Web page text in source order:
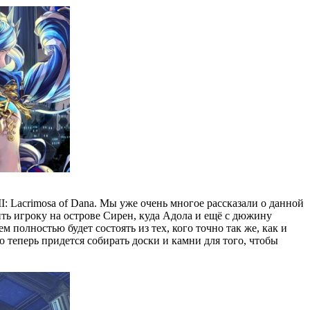
of Dana. Мы уже очень многое рассказали о данной
игроку на острове Сирен, куда Адола и ещё с дюжину
будет состоять из тех, кого точно так же, как и
придется собирать доски и камни для того, чтобы